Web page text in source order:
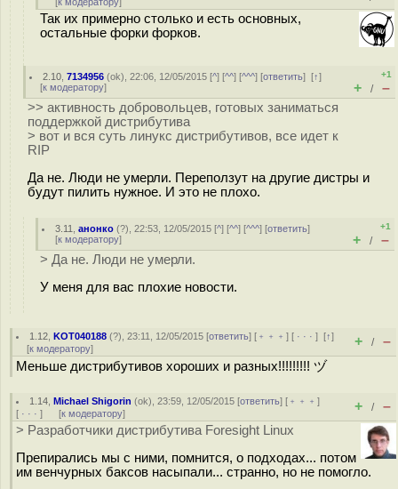
Так их примерно столько и есть основных,
остальные форки форков.
2.10 ,7134956 (ok), 22:06, 12/05/2015 [^] [^^] [^^^] [ответить][↑]
[к модератору]
+1
+ / –
>> активность добровольцев, готовых заниматься
поддержкой дистрибутива
> вот и вся суть линукс дистрибутивов, все идет к
RIP
Да не. Люди не умерли. Переползут на другие дистры и
будут пилить нужное. И это не плохо.
3.11 ,анонко (?), 22:53, 12/05/2015 [^] [^^] [^^^] [ответить]
[к модератору]
+1
+ / –
> Да не. Люди не умерли.
У меня для вас плохие новости.
1.12 ,KOT040188 (?), 23:11, 12/05/2015 [ответить] [ ﹢﹢﹢] [ · · ·][↑]
[к модератору] + / –
Меньше дистрибутивов хороших и разных!!!!!!!!! ヅ
1.14 ,Michael Shigorin (ok), 23:59, 12/05/2015 [ответить] [ ﹢﹢﹢]
[ · · · ] [к модератору] + / –
> Разработчики дистрибутива Foresight Linux
Препирались мы с ними, помнится, о подходах... потом
им венчурных баксов насыпали... странно, но не помогло.